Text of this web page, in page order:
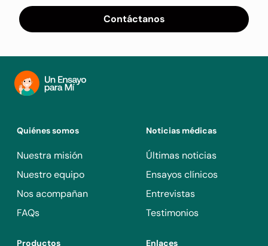
Contáctanos
Quiénes somos
Nuestra misión
Nuestro equipo
Nos acompañan
FAQs
Noticias médicas
Últimas noticias
Ensayos clínicos
Entrevistas
Testimonios
Productos Enlaces